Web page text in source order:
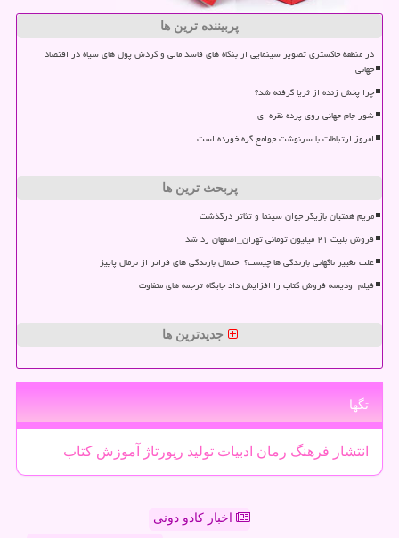
پربیننده ترین ها
در منطقه خاکستری تصویر سینمایی از بنگاه های فاسد مالی و گردش پول های سیاه در اقتصاد
جهانی
چرا پخش زنده از ثریا گرفته شد؟
شور جام جهانی روی پرده نقره ای
امروز ارتباطات با سرنوشت جوامع گره خورده است
پربحث ترین ها
مریم همتیان بازیگر جوان سینما و تئاتر درگذشت
فروش بلیت ۲۱ میلیون تومانی تهران_اصفهان رد شد
علت تغییر ناگهانی بارندگی ها چیست؟ احتمال بارندگی های فراتر از نرمال پاییز
فیلم اودیسه فروش کتاب را افزایش داد جایگاه ترجمه های متفاوت
جدیدترین ها
تگها
انتشار فرهنگ رمان ادبیات تولید رپورتاژ آموزش كتاب
اخبار کادو دونی